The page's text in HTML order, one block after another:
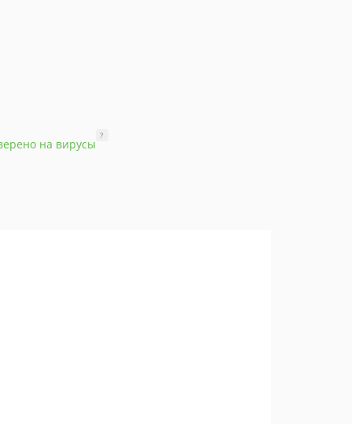
на вирусы
?